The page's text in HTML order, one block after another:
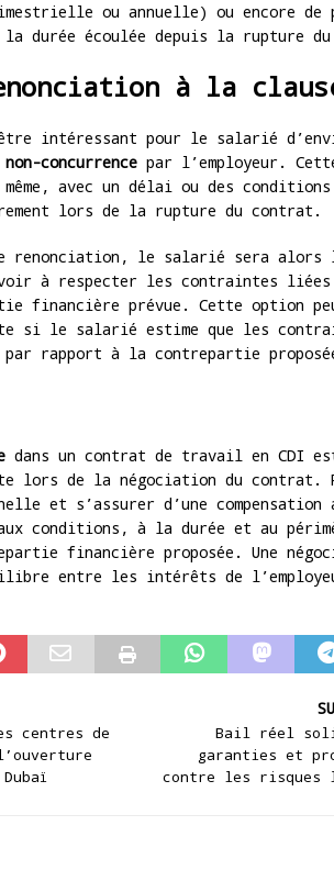
ou annuelle) ou encore de
durée écoulée depuis la rupture
à la
intéressant pour le salarié
concurrence par l’employeur.
avec un délai ou des
lors de la rupture du contrat.
renonciation, le salarié sera alors
à respecter les contraintes
financière prévue. Cette option
si le salarié estime que les
rapport à la contrepartie
dans un contrat de travail en CDI
lors de la négociation du contrat.
et s’assurer d’une compensation
conditions, à la durée et au
financière proposée. Une
entre les intérêts de
centres de
Bail réel
garanties et
contre les risques